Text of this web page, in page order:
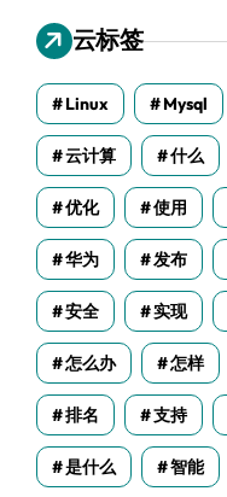
云标签
Linux Mysql
云计算 什么
优化 使用
华为 发布
安全 实现
怎么办 怎样
排名 支持
是什么 智能